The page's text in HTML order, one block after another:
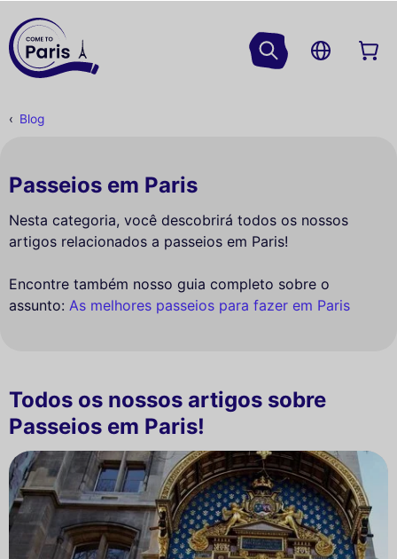
Blog
Passeios em Paris
Nesta categoria, você descobrirá todos os nossos
artigos relacionados a passeios em Paris!
Encontre também nosso guia completo sobre o
assunto: As melhores passeios para fazer em Paris
Todos os nossos artigos sobre
Passeios em Paris!